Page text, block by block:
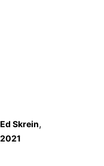
Ed Skrein,